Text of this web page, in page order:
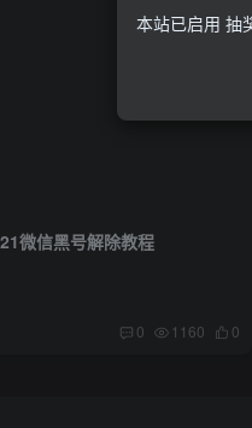
微信黑号解除教程
0 1160 0
本站已启用 抽